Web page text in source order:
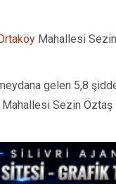
Mahallesi
gelen 5,8
Mahallesi Sezin Öztaş